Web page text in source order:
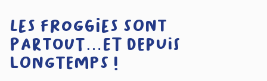
Les froggies sont
partout…et depuis
longtemps !